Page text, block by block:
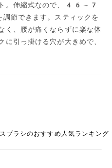
ト。伸縮式なので、46～7
節できます。スティックを
く、腰が痛くならずに楽な体
に引っ掛ける穴が大きめで、
スブラシのおすすめ人気ランキ